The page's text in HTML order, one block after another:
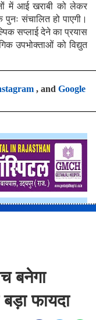
में आई खराबी को लेकर
संचालित हो पाएगी।
सप्लाई देने का प्रयास
उपभोक्ताओं को विद्युत
, and Google
बनेगा
फायदा